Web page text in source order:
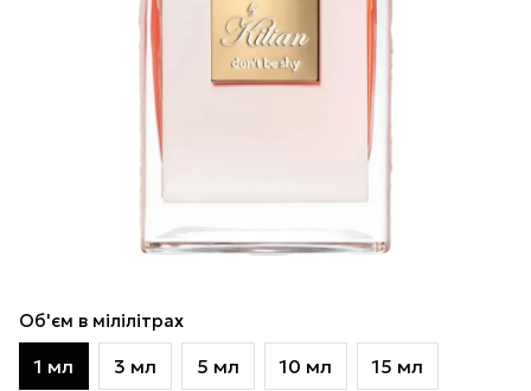
Об'єм в мілілітрах
1 мл 3 мл 5 мл 10 мл 15 мл